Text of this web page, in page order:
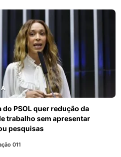
do PSOL quer redução da
trabalho sem apresentar
pesquisas
011